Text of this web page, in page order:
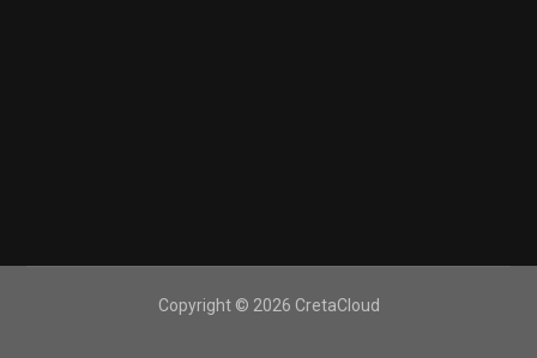
Copyright © 2026 CretaCloud